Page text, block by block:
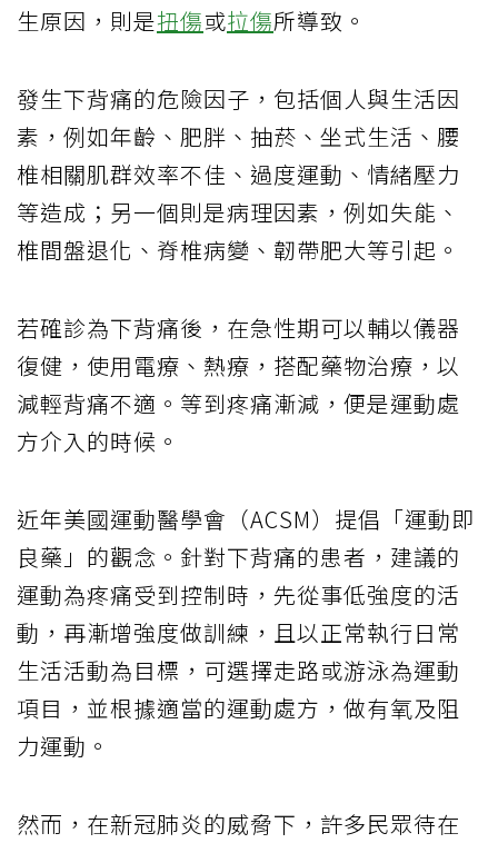
生原因，則是扭傷或拉傷所導致。
發生下背痛的危險因子，包括個人與生活因
素，例如年齡、肥胖、抽菸、坐式生活、腰
椎相關肌群效率不佳、過度運動、情緒壓力
等造成；另一個則是病理因素，例如失能、
椎間盤退化、脊椎病變、韌帶肥大等引起。
若確診為下背痛後，在急性期可以輔以儀器
復健，使用電療、熱療，搭配藥物治療，以
減輕背痛不適。等到疼痛漸減，便是運動處
方介入的時候。
近年美國運動醫學會（ACSM）提倡「運動即
良藥」的觀念。針對下背痛的患者，建議的
運動為疼痛受到控制時，先從事低強度的活
動，再漸增強度做訓練，且以正常執行日常
生活活動為目標，可選擇走路或游泳為運動
項目，並根據適當的運動處方，做有氧及阻
力運動。
然而，在新冠肺炎的威脅下，許多民眾待在